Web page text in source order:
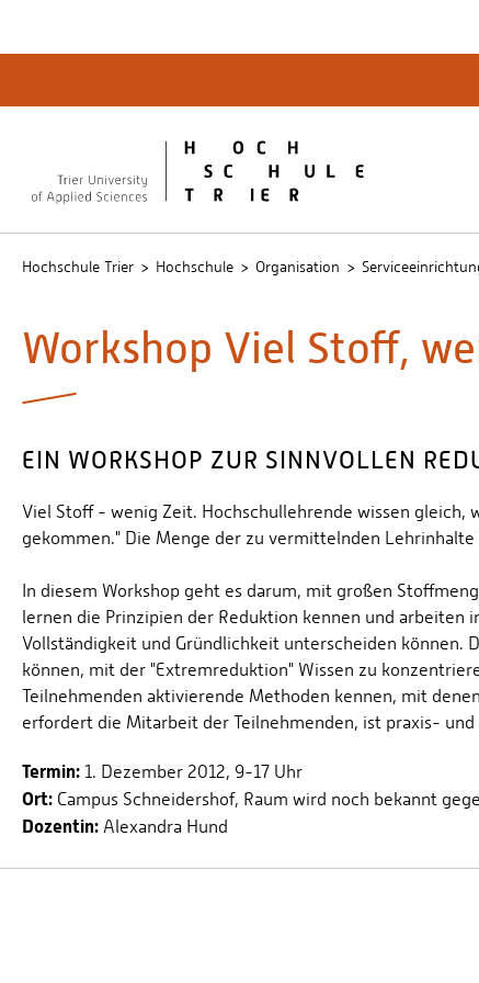
Hochschule Trier Hochschule Organisation
Workshop Viel Stoff,
EIN WORKSHOP ZUR SINNVOLLEN
Viel Stoff - wenig Zeit. Hochschullehrende wissen gleich,
gekommen." Die Menge der zu vermittelnden
In diesem Workshop geht es darum, mit großen
lernen die Prinzipien der Reduktion kennen und arbeiten
Vollständigkeit und Gründlichkeit unterscheiden können.
können, mit der "Extremreduktion" Wissen zu
Teilnehmenden aktivierende Methoden kennen, mit
erfordert die Mitarbeit der Teilnehmenden, ist praxis-
Termin: 1. Dezember 2012, 9-17 Uhr
Ort: Campus Schneidershof, Raum wird noch bekannt
Dozentin: Alexandra Hund